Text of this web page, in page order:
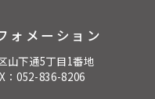
ォメーション
下通5丁目1番地
：052-836-8206